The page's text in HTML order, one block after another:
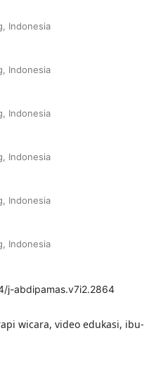
Indonesia
Indonesia
Indonesia
Indonesia
Indonesia
Indonesia
j-abdipamas.v7i2.2864
wicara, video edukasi, ibu-